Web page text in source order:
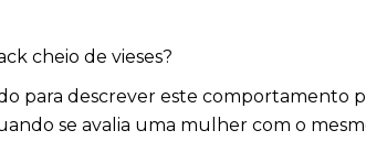
para descrever este comportamento
se avalia uma mulher com o